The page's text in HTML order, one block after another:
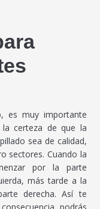
es muy importante
certeza de que la
sea de calidad,
sectores. Cuando la
por la parte
más tarde a la
derecha. Así te